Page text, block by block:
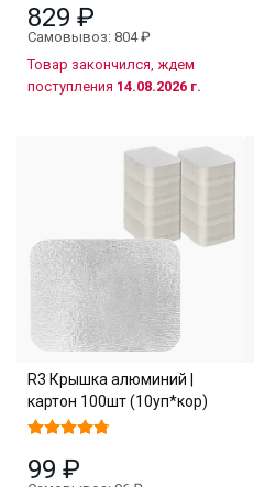
829 ₽
Самовывоз: 804 ₽
Товар закончился, ждем
поступления 14.08.2026 г.
R3 Крышка алюминий |
картон 100шт (10уп*кор)
99 ₽